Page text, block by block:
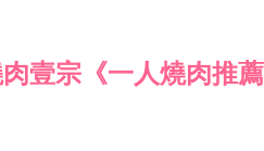
肉壹宗《一人燒肉推